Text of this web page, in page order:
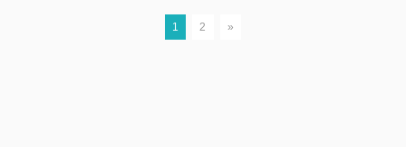
1 2 »